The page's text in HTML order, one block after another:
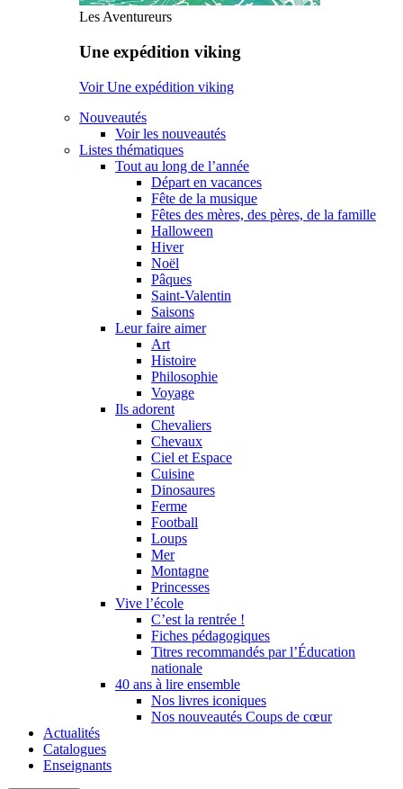
Les Aventureurs
Une expédition viking
Voir Une expédition viking
Nouveautés
Voir les nouveautés
Listes thématiques
Tout au long de l’année
Départ en vacances
Fête de la musique
Fêtes des mères, des pères, de la famille
Halloween
Hiver
Noël
Pâques
Saint-Valentin
Saisons
Leur faire aimer
Art
Histoire
Philosophie
Voyage
Ils adorent
Chevaliers
Chevaux
Ciel et Espace
Cuisine
Dinosaures
Ferme
Football
Loups
Mer
Montagne
Princesses
Vive l’école
C’est la rentrée !
Fiches pédagogiques
Titres recommandés par l’Éducation
nationale
40 ans à lire ensemble
Nos livres iconiques
Nos nouveautés Coups de cœur
Actualités
Catalogues
Enseignants